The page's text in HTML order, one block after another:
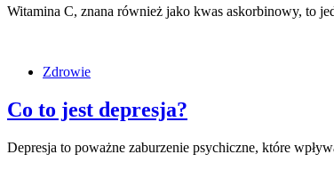
Witamina C, znana również jako kwas askorbinowy, to
Zdrowie
Co to jest depresja?
Depresja to poważne zaburzenie psychiczne, które